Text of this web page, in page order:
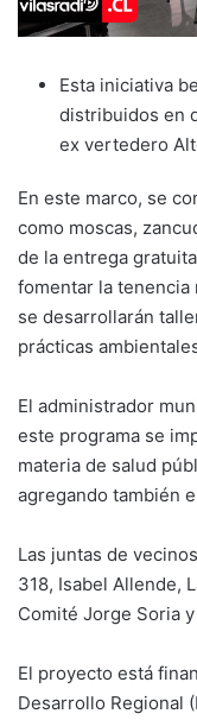
Esta iniciativa
distribuidos en
ex vertedero
En este marco, se
como moscas,
de la entrega
fomentar la tenencia
se desarrollarán
prácticas
El administrador
este programa se
materia de salud
agregando también
Las juntas de
318, Isabel Allende,
Comité Jorge Soria
El proyecto está
Desarrollo Regional